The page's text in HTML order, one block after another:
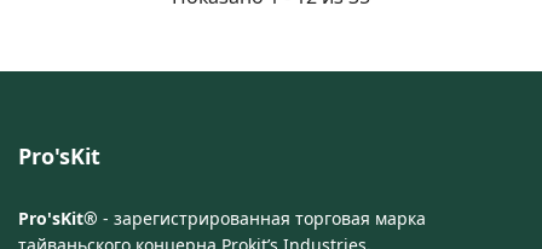
Pro'sKit
Pro'sKit® - зарегистрированная торговая марка